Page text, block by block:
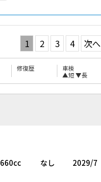
1 2 3 4 次へ
修復歴
車検
▲短▼長
660cc なし 2029/7